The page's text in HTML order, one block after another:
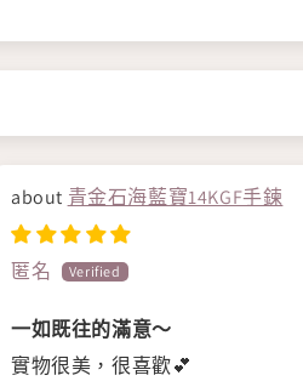
青金石海藍寶14KGF手鍊
匿名
一如既往的滿意～
實物很美，很喜歡💕